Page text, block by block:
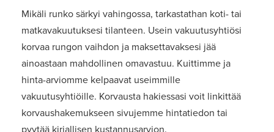
Mikäli runko särkyi vahingossa, tarkastathan koti- tai
matkavakuutuksesi tilanteen. Usein vakuutusyhtiösi
korvaa rungon vaihdon ja maksettavaksesi jää
ainoastaan mahdollinen omavastuu. Kuittimme ja
hinta-arviomme kelpaavat useimmille
vakuutusyhtiöille. Korvausta hakiessasi voit linkittää
korvaushakemukseen sivujemme hintatiedon tai
pyytää kirjallisen kustannusarvion.